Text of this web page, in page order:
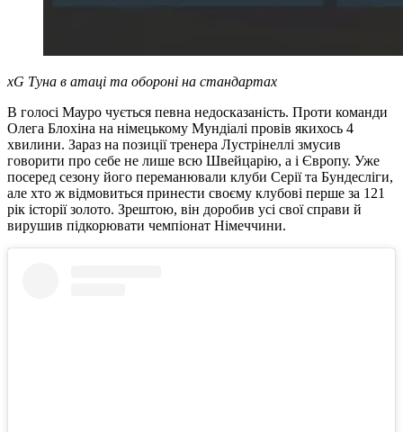
xG Туна в атаці та обороні на стандартах
В голосі Мауро чується певна недосказаність. Проти команди
Олега Блохіна на німецькому Мундіалі провів якихось 4
хвилини. Зараз на позиції тренера Лустрінеллі змусив
говорити про себе не лише всю Швейцарію, а і Європу. Уже
посеред сезону його переманювали клуби Серії та Бундесліги,
але хто ж відмовиться принести своєму клубові перше за 121
рік історії золото. Зрештою, він доробив усі свої справи й
вирушив підкорювати чемпіонат Німеччини.